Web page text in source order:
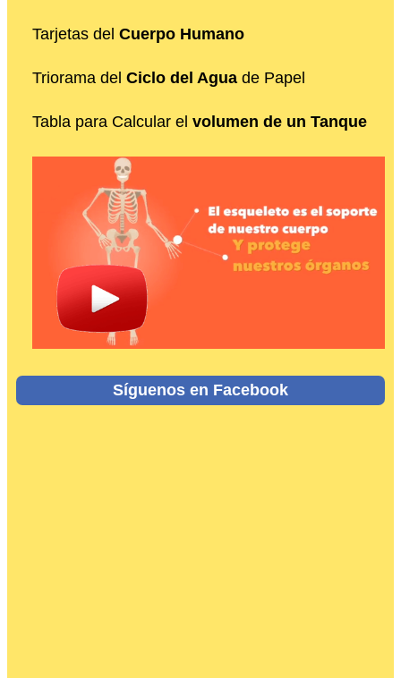
Tarjetas del Cuerpo Humano
Triorama del Ciclo del Agua de Papel
Tabla para Calcular el volumen de un Tanque
Síguenos en Facebook